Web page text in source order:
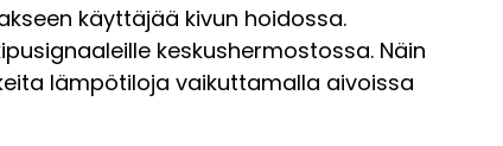
käyttäjää kivun hoidossa.
keskushermostossa. Näin
lämpötiloja vaikuttamalla aivoissa